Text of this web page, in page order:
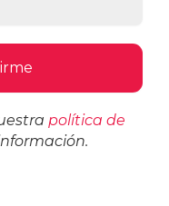
política de